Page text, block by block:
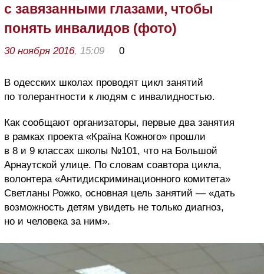
с завязанными глазами, чтобы
понять инвалидов (фото)
30 ноября 2016, 15:09 0
В одесских школах проводят цикл занятий
по толерантности к людям с инвалидностью.
Как сообщают организаторы, первые два занятия
в рамках проекта «Країна Кожного» прошли
в 8 и 9 классах школы №101, что на Большой
Арнаутской улице. По словам соавтора цикла,
волонтера «Антидискриминационного комитета»
Светланы Рожко, основная цель занятий — «дать
возможность детям увидеть не только диагноз,
но и человека за ним».